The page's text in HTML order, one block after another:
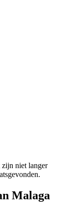
zijn niet langer
Malaga